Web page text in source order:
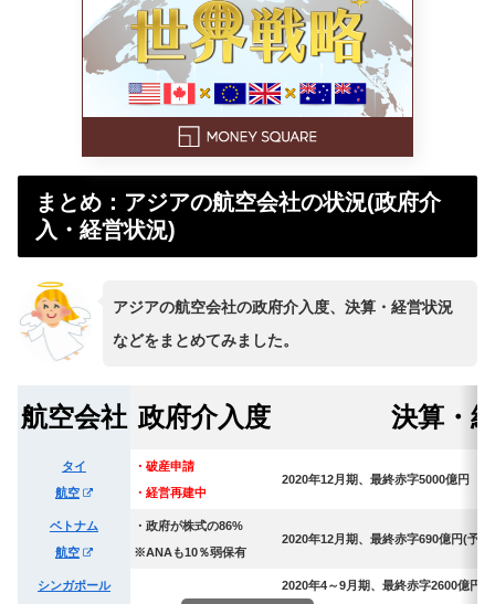
まとめ：アジアの航空会社の状況(政府介
入・経営状況)
アジアの航空会社の政府介入度、決算・経営状況
などをまとめてみました。
航空会社 政府介入度 決算・
タイ
航空
・破産申請
・経営再建中
2020年12月期、最終赤字5000億円
ベトナム
航空
・政府が株式の86%
※ANAも10％弱保有
2020年12月期、最終赤字690億円(予測)
シンガポール
2020年4～9月期、最終赤字2600億円